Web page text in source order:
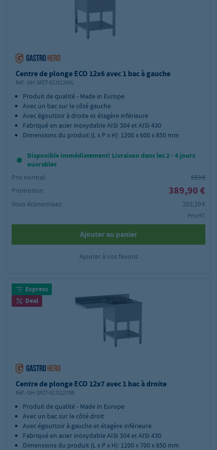
Centre de plonge ECO 12x6 avec 1 bac à gauche
Réf.: GH-SPZT-ECO1260L
Produit de qualité - Made in Europe
Avec un bac sur le côté gauche
Avec égouttoir à droite et étagère inférieure
Fabriqué en acier inoxydable AISI 304 et AISI 430
Dimensions du produit (L x P x H): 1200 x 600 x 850 mm
Disponible immédiatement! Livraison dans les 2 - 4 jours
ouvrables
Prix normal:
593 €
Promotion:
389,90 €
Vous économisez: 203,10 €
Prix HT,
Ajouter au panier
Ajouter à vos favoris
Express
Deal
Centre de plonge ECO 12x7 avec 1 bac à droite
Réf.: GH-SPZT-ECO1270R
Produit de qualité - Made in Europe
Avec un bac sur le côté droit
Avec égouttoir à gauche et étagère inférieure
Fabriqué en acier inoxydable AISI 304 et AISI 430
Dimensions du produit (L x P x H): 1200 x 700 x 850 mm